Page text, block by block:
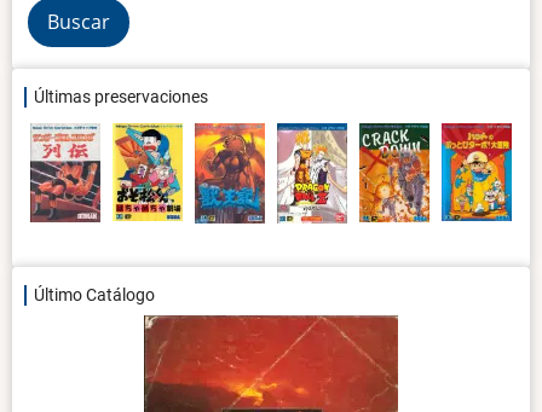
Últimas preservaciones
Último Catálogo